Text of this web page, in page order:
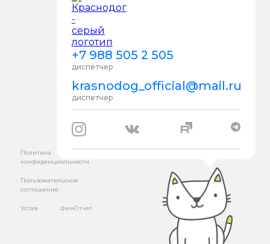
+7 988 505 2 505
диспетчер
krasnodog_official@mail.ru
диспетчер
Политика
конфиденциальности
Пользовательское
соглашение
Устав ФинОтчет